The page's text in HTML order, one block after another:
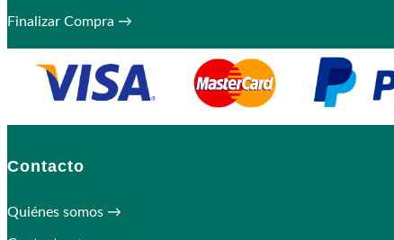
Finalizar Compra →
Contacto
Quiénes somos →